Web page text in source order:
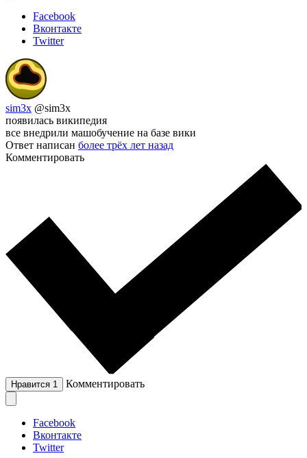
Facebook
Вконтакте
Twitter
sim3x @sim3x
появилась википедия
все внедрили машобучение на базе вики
Ответ написан более трёх лет назад
Комментировать
Нравится 1 Комментировать
Facebook
Вконтакте
Twitter